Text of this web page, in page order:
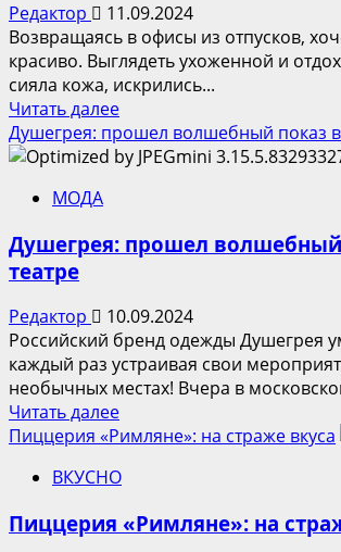
сет
мини-
коктейлей
—
«шортов»
Редактор
11.09.2024
Возвращаясь в офисы из отпусков,
красиво. Выглядеть ухоженной и
сияла кожа, искрились...
Читать далееПрочитать
больше
о
офис
с
Улыбкой
радуги
Душегрея: прошел волшебный показ в
МОДА
Душегрея: прошел волшебный
театре
Редактор
10.09.2024
Российский бренд одежды Душегрея
каждый раз устраивая свои
необычных местах! Вчера в
Читать далееПрочитать
больше
Душегрея:
волшебный
Пиццерия «Римляне»: на страже вкуса
ВКУСНО
Пиццерия «Римляне»: на